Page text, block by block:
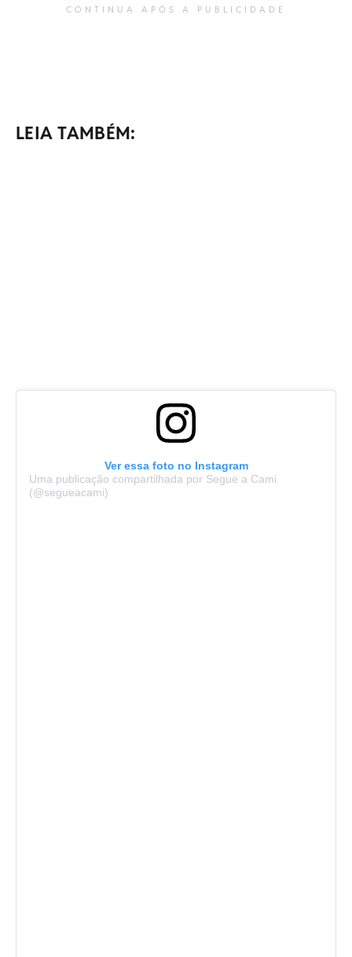
CONTINUA APÓS A PUBLICIDADE
LEIA TAMBÉM:
Ver essa foto no Instagram
Uma publicação compartilhada por Segue a Cami
(@segueacami)